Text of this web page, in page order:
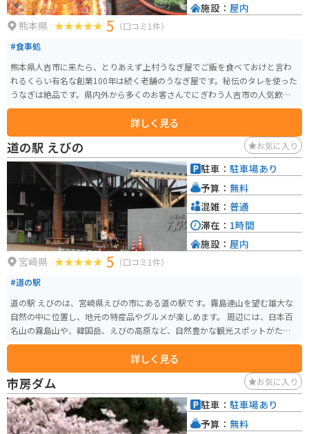
熊本県 5 （口コミ1件）
#食事処
熊本県人吉市に来たら、とりあえず上村うなぎ屋でご飯を食べておけと言わ
れるくらい有名な創業100年は続く老舗のうなぎ屋です。秘伝のタレを使った
うなぎは絶品です。県内外から多くのお客さんでにぎわう人吉市の人気飲食
店です。
詳しく見る
施設： 屋内
道の駅 えびの お気に入り
宮崎県 5 （口コミ1件）
#道の駅
道の駅 えびのは、宮崎県えびの市にある道の駅です。霧島連山を望む雄大な
自然の中に位置し、地元の特産品やグルメが楽しめます。 周辺には、日本百
名山の霧島山や、韓国岳、えびの高原など、自然豊かな観光スポットがたく
さんあります。特に、えびの高原は、変化に富んだ美しい風景で知られてお
り、ドライブやツーリングに最適です。道の駅には、バイクスタンドも設置
されているので、ライダーにも優しい道の駅と言えるでしょう。 地元の食材
をふんだんに使ったレストランでは、郷土料理の「鶏の炭火焼き」や「だご
汁」などが人気です。お土産には、えびの市の特産品である「えびの茶」や
「栗を使ったお菓子」などがおすすめです。 道の駅 えびのは、雄大な自然と
美味しいグルメが楽しめる、魅力的なスポットです。
詳しく見る
駐車： 駐車場あり
予算： 無料
混雑： 普通
滞在： 1時間
施設： 屋内
市房ダム お気に入り
駐車： 駐車場あり
予算： 無料